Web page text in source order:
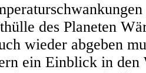
des Planeten
wieder abgeben
ein Einblick in den